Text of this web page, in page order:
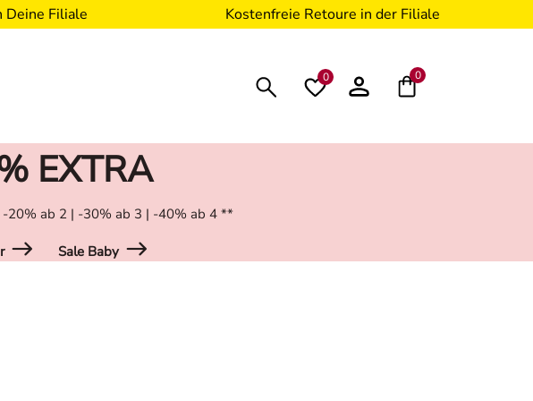
Deine Filiale Kostenfreie Retoure in der Filiale
0 0
EXTRA
-20% ab 2 | -30% ab 3 | -40% ab 4 **
Sale Baby